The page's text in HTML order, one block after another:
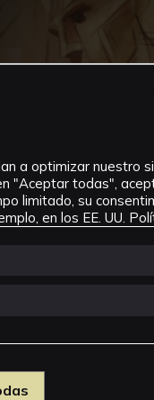
a optimizar nuestro
"Aceptar todas",
limitado, su
en los EE. UU.